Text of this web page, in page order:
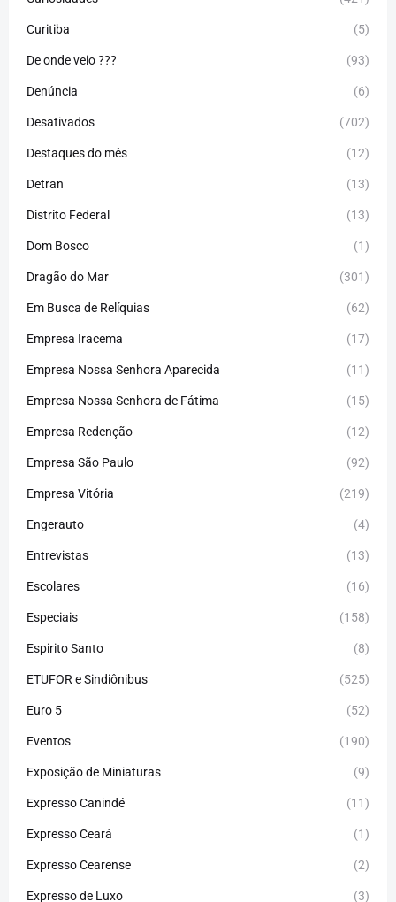
Curitiba (5)
De onde veio ??? (93)
Denúncia (6)
Desativados (702)
Destaques do mês (12)
Detran (13)
Distrito Federal (13)
Dom Bosco (1)
Dragão do Mar (301)
Em Busca de Relíquias (62)
Empresa Iracema (17)
Empresa Nossa Senhora Aparecida (11)
Empresa Nossa Senhora de Fátima (15)
Empresa Redenção (12)
Empresa São Paulo (92)
Empresa Vitória (219)
Engerauto (4)
Entrevistas (13)
Escolares (16)
Especiais (158)
Espirito Santo (8)
ETUFOR e Sindiônibus (525)
Euro 5 (52)
Eventos (190)
Exposição de Miniaturas (9)
Expresso Canindé (11)
Expresso Ceará (1)
Expresso Cearense (2)
Expresso de Luxo (3)